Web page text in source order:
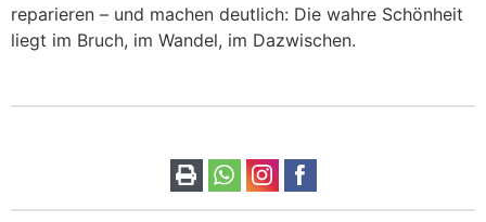
reparieren – und machen deutlich: Die wahre Schönheit
liegt im Bruch, im Wandel, im Dazwischen.